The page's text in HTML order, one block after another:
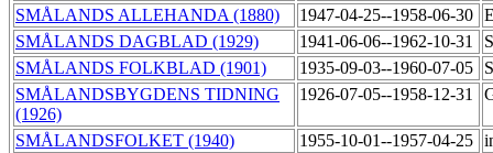
SMÅLANDS ALLEHANDA (1880)
1947-04-25--1958-06-30
SMÅLANDS DAGBLAD (1929)
1941-06-06--1962-10-31
SMÅLANDS FOLKBLAD (1901)
1935-09-03--1960-07-05
SMÅLANDSBYGDENS TIDNING
(1926)
1926-07-05--1958-12-31
SMÅLANDSFOLKET (1940) 1955-10-01--1957-04-25